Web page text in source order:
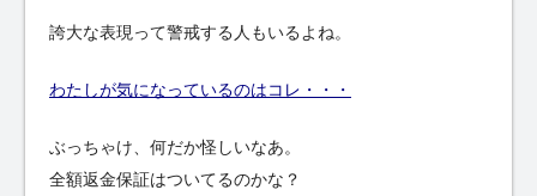
誇大な表現って警戒する人もいるよね。
わたしが気になっているのはコレ・・・
ぶっちゃけ、何だか怪しいなあ。
全額返金保証はついてるのかな？